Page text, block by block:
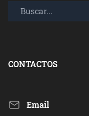
CONTACTOS
Email